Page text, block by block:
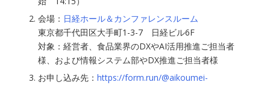
会場： 日経ホール＆カンファレンスルーム
東京都千代田区大手町1-3-7 日経ビル6F
対象：経営者、食品業界のDXやAI活用推進ご担当者
様、および情報システム部やDX推進ご担当者様
お申し込み先： https://form.run/@aikoumei-